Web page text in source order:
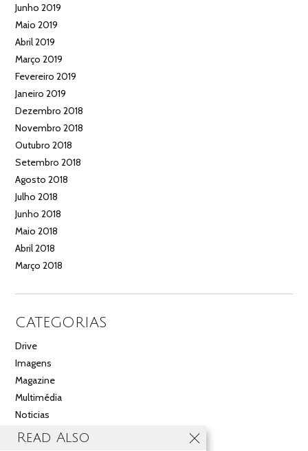
Junho 2019
Maio 2019
Abril 2019
Março 2019
Fevereiro 2019
Janeiro 2019
Dezembro 2018
Novembro 2018
Outubro 2018
Setembro 2018
Agosto 2018
Julho 2018
Junho 2018
Maio 2018
Abril 2018
Março 2018
CATEGORIAS
Drive
Imagens
Magazine
Multimédia
Noticias
Salão
Read Also